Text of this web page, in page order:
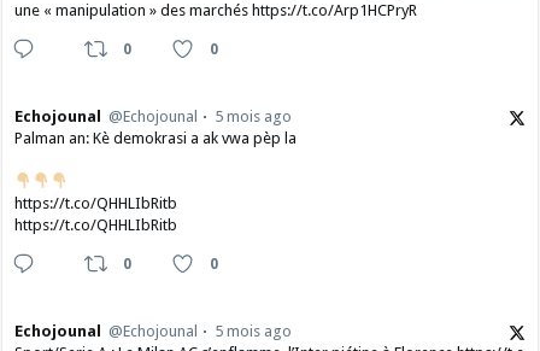
une « manipulation » des marchés https://t.co/Arp1HCPryR
0 0
Echojounal @Echojounal
5 mois ago
Palman an: Kè demokrasi a ak vwa pèp la
https://t.co/QHHLIbRitb
https://t.co/QHHLIbRitb
0 0
Echojounal @Echojounal
5 mois ago